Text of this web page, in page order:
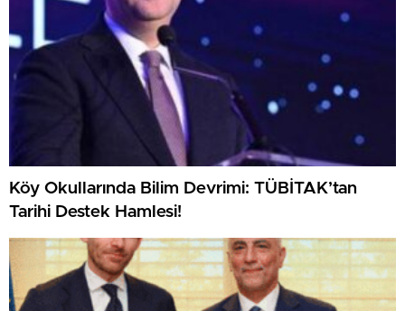
Köy Okullarında Bilim Devrimi: TÜBİTAK’tan
Tarihi Destek Hamlesi!